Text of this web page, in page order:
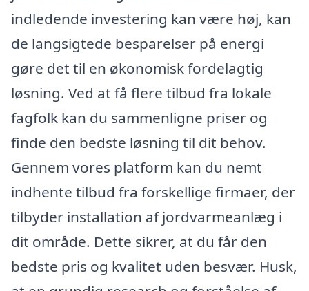
indledende investering kan være høj, kan
de langsigtede besparelser på energi
gøre det til en økonomisk fordelagtig
løsning. Ved at få flere tilbud fra lokale
fagfolk kan du sammenligne priser og
finde den bedste løsning til dit behov.
Gennem vores platform kan du nemt
indhente tilbud fra forskellige firmaer, der
tilbyder installation af jordvarmeanlæg i
dit område. Dette sikrer, at du får den
bedste pris og kvalitet uden besvær. Husk,